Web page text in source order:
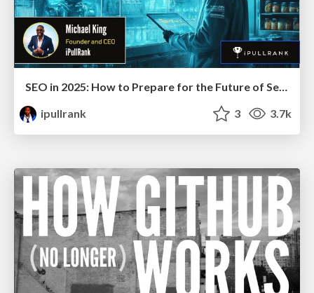
SEO in 2025: How to Prepare for the Future of Search
ipullrank
3 3.7k